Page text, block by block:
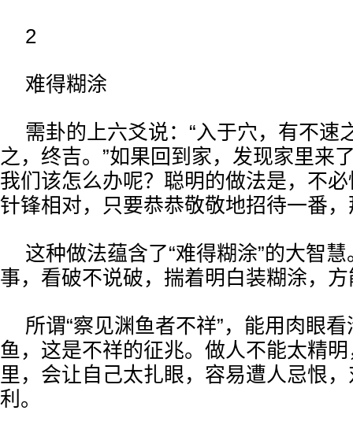
2
难得糊涂
需卦的上六爻说：“入于穴，有不速
之，终吉。”如果回到家，发现家里来
我们该怎么办呢？聪明的做法是，不
针锋相对，只要恭恭敬敬地招待一番
这种做法蕴含了“难得糊涂”的大智
事，看破不说破，揣着明白装糊涂，
所谓“察见渊鱼者不祥”，能用肉眼
鱼，这是不祥的征兆。做人不能太精
里，会让自己太扎眼，容易遭人忌恨
利。